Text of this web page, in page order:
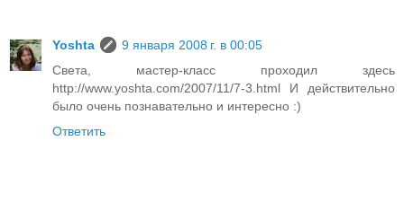
Yoshta
9 января 2008 г. в 00:05
Света, мастер-класс проходил здесь
http://www.yoshta.com/2007/11/7-3.html И действительно
было очень познавательно и интересно :)
Ответить